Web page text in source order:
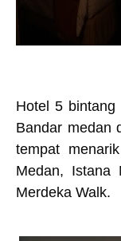
Hotel 5
Bandar medan
tempat
Medan, Istana
Merdeka Walk.